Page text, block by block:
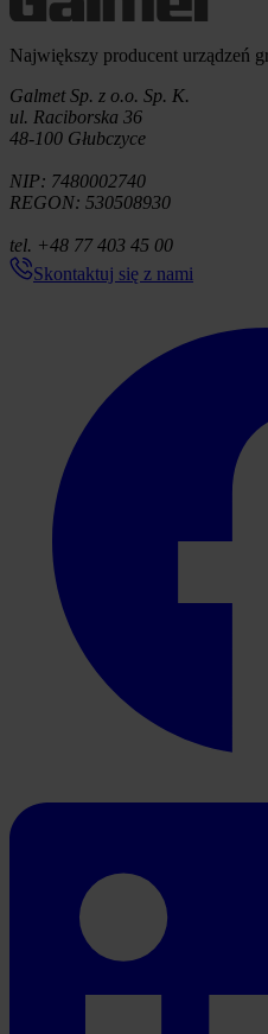
Informacje o firmie
Największy producent urządzeń
Galmet Sp. z o.o. Sp. K.
ul. Raciborska 36
48-100 Głubczyce
NIP: 7480002740
REGON: 530508930
tel. +48 77 403 45 00
Skontaktuj się z nami